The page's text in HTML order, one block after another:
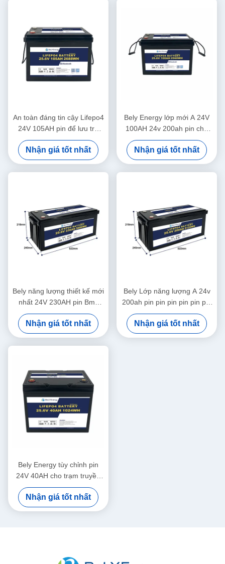
An toàn đáng tin cậy Lifepo4
24V 105AH pin để lưu trữ
năng lượng Hệ thống năng
lượng mặt trời Hải quân
Nhận giá tốt nhất
Bely Energy lớp mới A 24V
100AH 24v 200ah pin cho
nguồn cung cấp năng lượng
xe tải
Nhận giá tốt nhất
Bely năng lượng thiết kế mới
nhất 24V 230AH pin Bms
cho Yacht Scooter y tế
Nhận giá tốt nhất
Bely Lớp năng lượng A 24v
200ah pin pin pin pin pin pin
pin pin pin pin pin pin pin pin
pin pin pin pin pin pin pin
Nhận giá tốt nhất
Bely Energy tùy chỉnh pin
24V 40AH cho trạm truyền
thông UPS y tế
Nhận giá tốt nhất